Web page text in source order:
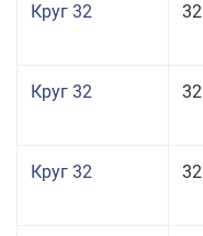
Круг 32 32
Круг 32 32
Круг 32 32